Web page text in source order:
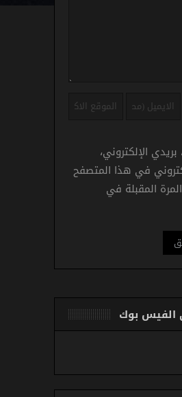
الإلكتروني،
في هذا المتصفح
المقبلة في
الفيس بوك